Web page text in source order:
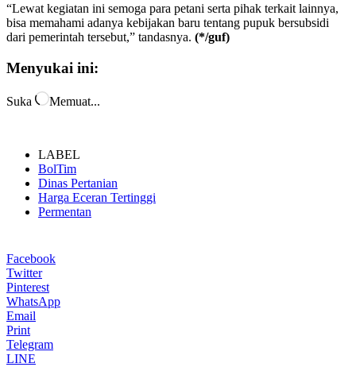
“Lewat kegiatan ini semoga para petani serta pihak terkait lainnya,
bisa memahami adanya kebijakan baru tentang pupuk bersubsidi
dari pemerintah tersebut,” tandasnya. (*/guf)
Menyukai ini:
Suka Memuat...
LABEL
BolTim
Dinas Pertanian
Harga Eceran Tertinggi
Permentan
Facebook
Twitter
Pinterest
WhatsApp
Email
Print
Telegram
LINE